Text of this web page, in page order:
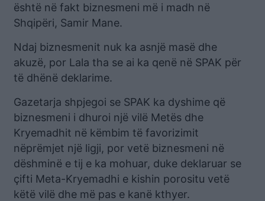
është në fakt biznesmeni më i madh në
Shqipëri, Samir Mane.
Ndaj biznesmenit nuk ka asnjë masë dhe
akuzë, por Lala tha se ai ka qenë në SPAK për
të dhënë deklarime.
Gazetarja shpjegoi se SPAK ka dyshime që
biznesmeni i dhuroi një vilë Metës dhe
Kryemadhit në këmbim të favorizimit
nëprëmjet një ligji, por vetë biznesmeni në
dëshminë e tij e ka mohuar, duke deklaruar se
çifti Meta-Kryemadhi e kishin porositu vetë
këtë vilë dhe më pas e kanë kthyer.